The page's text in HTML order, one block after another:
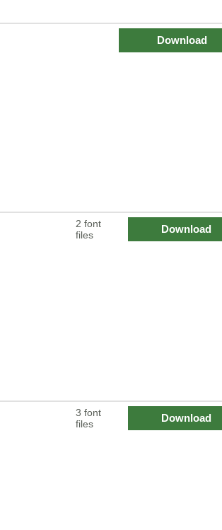
Download
2 font
files
Download
3 font
files
Download